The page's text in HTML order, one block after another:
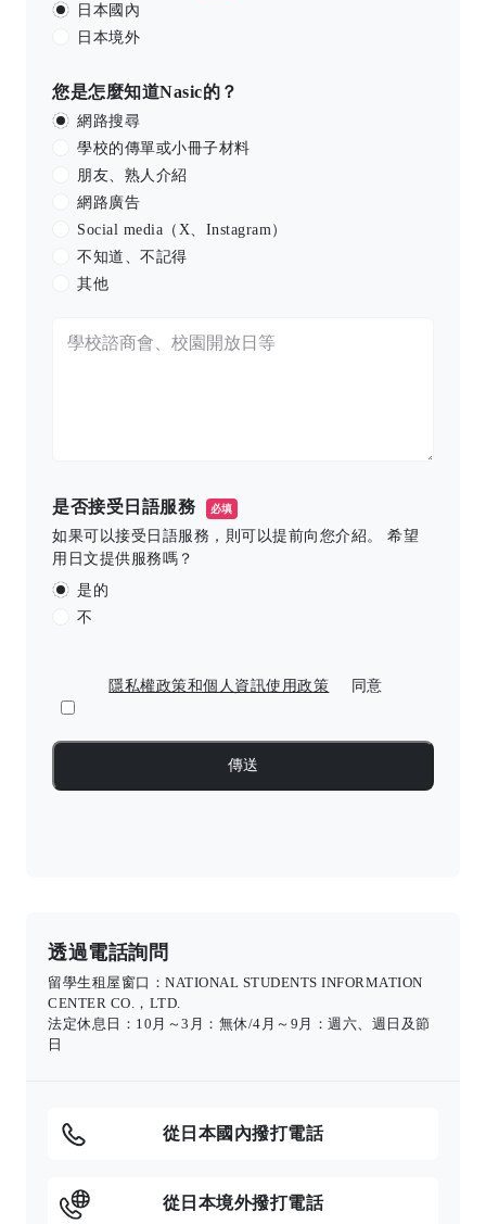
日本國內
日本境外
您是怎麼知道Nasic的？
網路搜尋
學校的傳單或小冊子材料
朋友、熟人介紹
網路廣告
Social media（X、Instagram）
不知道、不記得
其他
是否接受日語服務 必填
如果可以接受日語服務，則可以提前向您介紹。 希望
用日文提供服務嗎？
是的
不
隱私權政策和個人資訊使用政策 同意
透過電話詢問
留學生租屋窗口：NATIONAL STUDENTS INFORMATION
CENTER CO.，LTD.
法定休息日：10月～3月：無休/4月～9月：週六、週日及節
日
從日本國內撥打電話
從日本境外撥打電話